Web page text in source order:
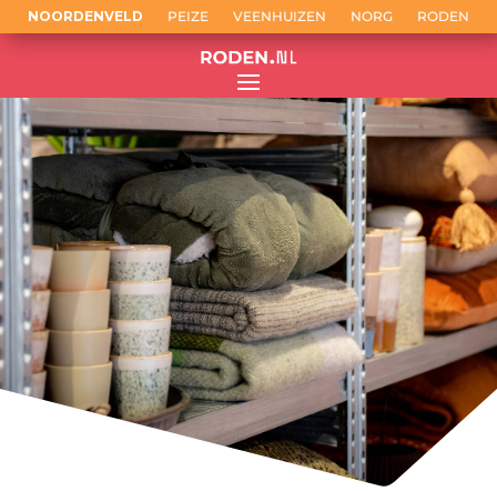
NOORDENVELD PEIZE VEENHUIZEN NORG RODEN